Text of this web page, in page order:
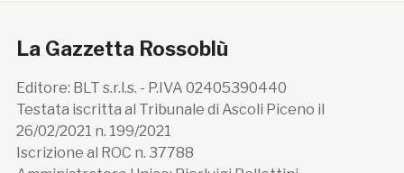
La Gazzetta Rossoblù
Editore: BLT s.r.l.s. - P.IVA 02405390440
Testata iscritta al Tribunale di Ascoli Piceno il
26/02/2021 n. 199/2021
Iscrizione al ROC n. 37788